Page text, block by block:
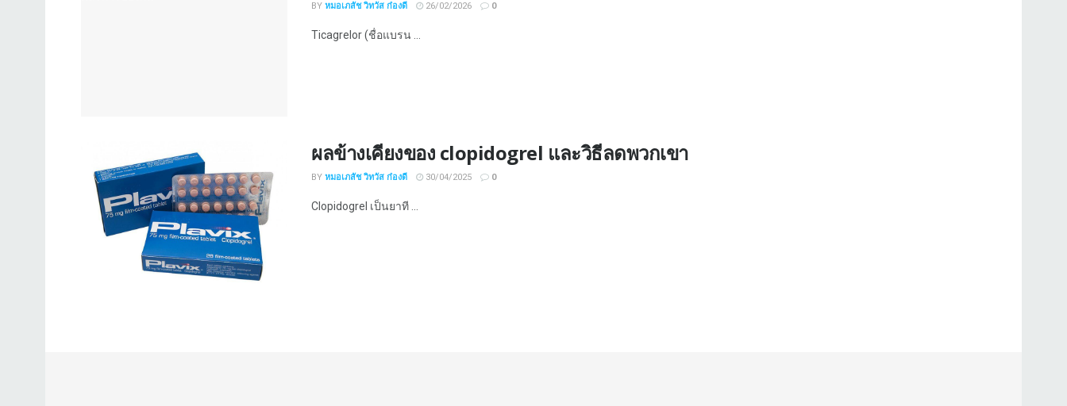
BY หมอเภสัช วิทวัส ก๋องดี 26/02/2026 0
Ticagrelor (ชื่อแบรน ...
ผลข้างเคียงของ clopidogrel และวิธีลดพวกเขา
BY หมอเภสัช วิทวัส ก๋องดี 30/04/2025 0
Clopidogrel เป็นยาที ...